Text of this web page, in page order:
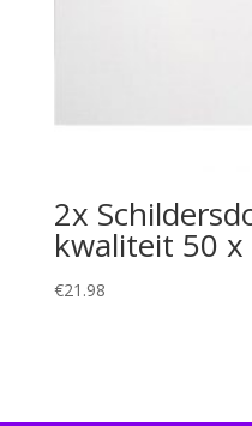
2x
kwaliteit 50 x
€21.98